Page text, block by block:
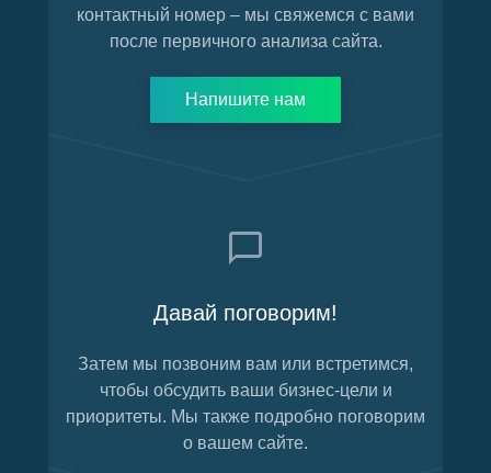
контактный номер – мы свяжемся с вами
после первичного анализа сайта.
Напишите нам
Давай поговорим!
Затем мы позвоним вам или встретимся,
чтобы обсудить ваши бизнес-цели и
приоритеты. Мы также подробно поговорим
о вашем сайте.